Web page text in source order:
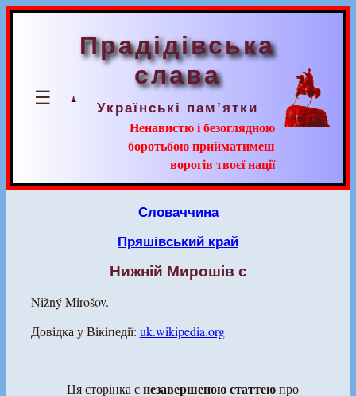
☰
Прадідівська
слава
Українські пам’ятки
Ненавистю і безоглядною
боротьбою прийматимеш
ворогів твоєї нації
Словаччина
Пряшівський край
Нижній Мирошів с
Nižný Mirošov.
Довідка у Вікіпедії: uk.wikipedia.org
Ця сторінка єнезавершеною статтеюпро